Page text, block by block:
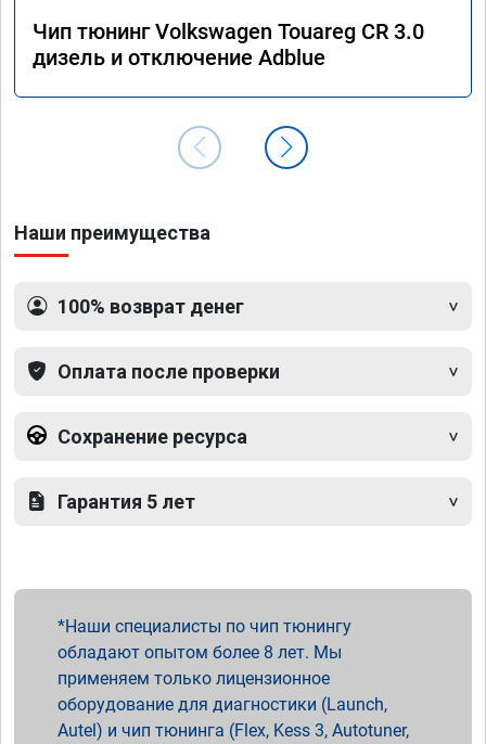
Чип тюнинг Volkswagen Touareg CR 3.0
дизель и отключение Adblue
Наши преимущества
100% возврат денег
Оплата после проверки
Сохранение ресурса
Гарантия 5 лет
Наши специалисты по чип тюнингу
обладают опытом более 8 лет. Мы
применяем только лицензионное
оборудование для диагностики (Launch,
Autel) и чип тюнинга (Flex, Kess 3, Autotuner,